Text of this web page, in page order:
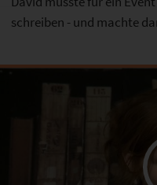
schreiben - und machte